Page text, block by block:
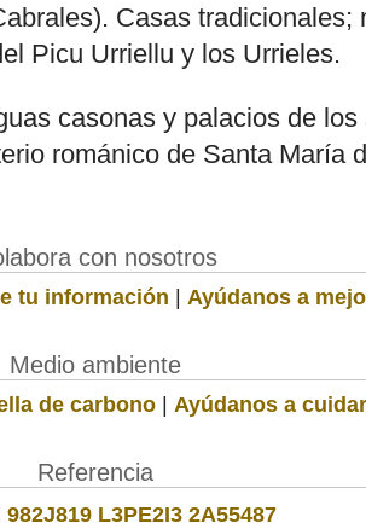
Casas tradicionales;
Picu Urriellu y los Urrieles.
casonas y palacios de
románico de Santa María
con nosotros
tu información | Ayúdanos a
Medio ambiente
de carbono | Ayúdanos a
Referencia
982J819 L3PE2I3 2A55487